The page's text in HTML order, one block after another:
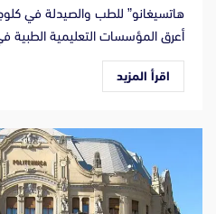
هاتسيغانو” للطب والصيدلة في كلوج
أعرق المؤسسات التعليمية الطبية
اقرأ المزيد